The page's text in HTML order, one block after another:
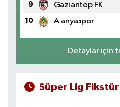
9 Gaziantep FK
10 Alanyaspor
Detaylar için
Süper Lig Fikstür